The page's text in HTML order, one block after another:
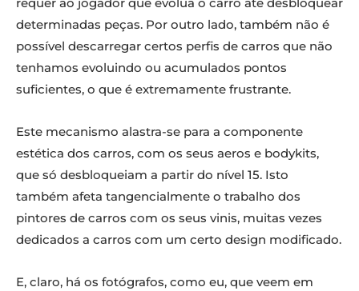
determinadas peças. Por outro lado, também não é
possível descarregar certos perfis de carros que não
tenhamos evoluindo ou acumulados pontos
suficientes, o que é extremamente frustrante.
Este mecanismo alastra-se para a componente
estética dos carros, com os seus aeros e bodykits,
que só desbloqueiam a partir do nível 15. Isto
também afeta tangencialmente o trabalho dos
pintores de carros com os seus vinis, muitas vezes
dedicados a carros com um certo design modificado.
E, claro, há os fotógrafos, como eu, que veem em